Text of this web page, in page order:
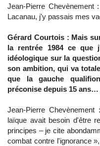
Jean-Pierre
Lacanau, j'y passais mes
Gérard Courtois : Mais
la rentrée 1984 ce que
idéologique sur la
son ambition, qui va
que la gauche
préconise depuis 15
Jean-Pierre
laïque avait besoin d'être
principes – je cite
combat contre l'ignorance